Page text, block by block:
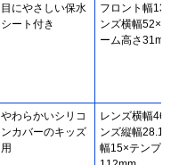
目にやさしい保水
シート付き
フロント幅
ンズ横幅52×フ
ーム高さ31mm
やわらかいシリコ
ンカバーのキッズ
用
レンズ横幅46×
ンズ縦幅28.1×
幅15×テンプル